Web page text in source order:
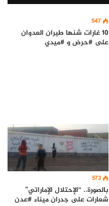
547
10 غارات شنها طيران العدوان
على #حرض و #ميدي
573
بالصورة.. “الإحتلال الإماراتي”
شعارات على جدران ميناء #عدن